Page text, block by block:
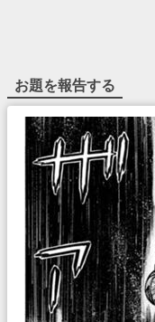
お題を報告する